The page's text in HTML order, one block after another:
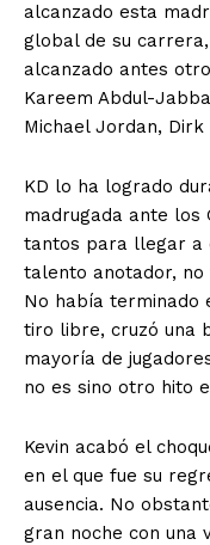
alcanzado esta
global de su
alcanzado antes
Kareem Abdul-
Michael Jordan,
KD lo ha logrado
madrugada ante los
tantos para llegar a
talento anotador,
No había terminado
tiro libre, cruzó una
mayoría de
no es sino otro hito
Kevin acabó el
en el que fue su
ausencia. No
gran noche con una